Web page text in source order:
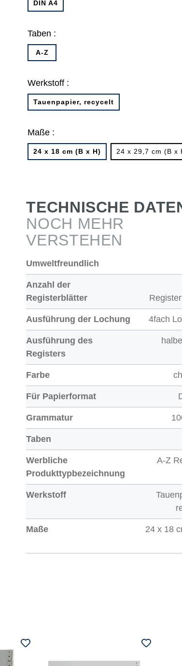
DIN A4
Taben :
A-Z
Werkstoff :
Tauenpapier, recycelt
Maße :
24 x 18 cm (B x H) 24 x 29,7 cm (B x
TECHNISCHE
NOCH MEHR
VERSTEHEN
Umweltfreundlich
Anzahl der
Registerblätter
Ausführung der Lochung 4fach
Ausführung des
Registers
Farbe
Für Papierformat
Grammatur
Taben
Werbliche
Produkttypbezeichnung
A-Z
Werkstoff
Maße 24 x 18